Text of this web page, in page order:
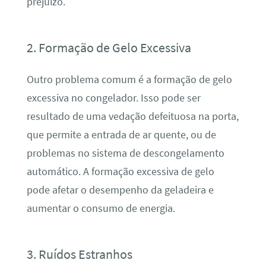
2. Formação de Gelo Excessiva
Outro problema comum é a formação de gelo
excessiva no congelador. Isso pode ser
resultado de uma vedação defeituosa na porta,
que permite a entrada de ar quente, ou de
problemas no sistema de descongelamento
automático. A formação excessiva de gelo
pode afetar o desempenho da geladeira e
aumentar o consumo de energia.
3. Ruídos Estranhos